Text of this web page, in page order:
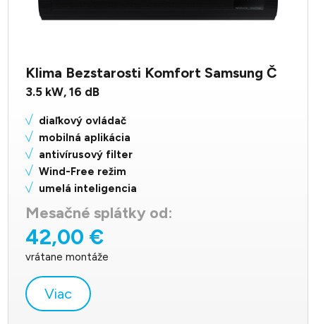
Klima Bezstarosti Komfort Samsung Č
3.5 kW,16 dB
diaľkový ovládač
mobilná aplikácia
antivírusový filter
Wind-Free režim
umelá inteligencia
Mesačné splátky od:
42,00 €
vrátane montáže
Viac